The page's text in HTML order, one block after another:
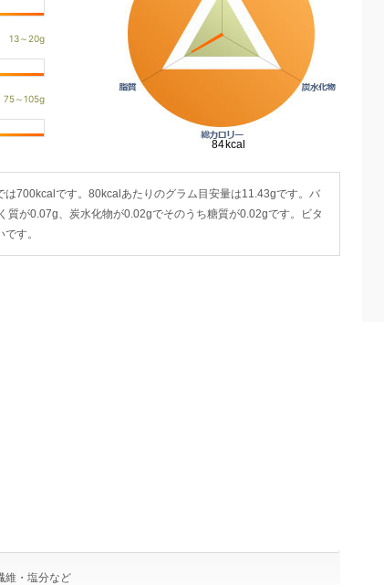
700kcalです。80kcalあたりのグラム目安量は11.43gです。バ
が0.07g、炭水化物が0.02gでそのうち糖質が0.02gです。ビタ
す。
維・塩分など